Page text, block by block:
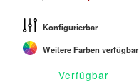
Konfigurierbar
Weitere Farben verfügbar
Verfügbar